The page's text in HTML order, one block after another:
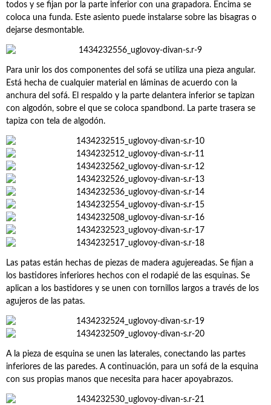
todos y se fijan por la parte inferior con una grapadora. Encima se
coloca una funda. Este asiento puede instalarse sobre las bisagras o
dejarse desmontable.
Para unir los dos componentes del sofá se utiliza una pieza angular.
Está hecha de cualquier material en láminas de acuerdo con la
anchura del sofá. El respaldo y la parte delantera inferior se tapizan
con algodón, sobre el que se coloca spandbond. La parte trasera se
tapiza con tela de algodón.
Las patas están hechas de piezas de madera agujereadas. Se fijan a
los bastidores inferiores hechos con el rodapié de las esquinas. Se
aplican a los bastidores y se unen con tornillos largos a través de los
agujeros de las patas.
A la pieza de esquina se unen las laterales, conectando las partes
inferiores de las paredes. A continuación, para un sofá de la esquina
con sus propias manos que necesita para hacer apoyabrazos.